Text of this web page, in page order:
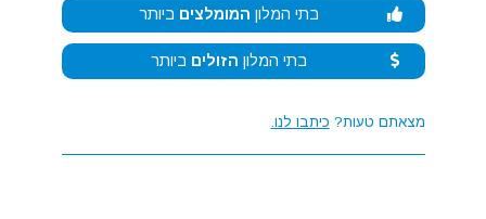
בתי המלון המומלצים ביותר
בתי המלון הזולים ביותר
מצאתם טעות? כיתבו לנו.